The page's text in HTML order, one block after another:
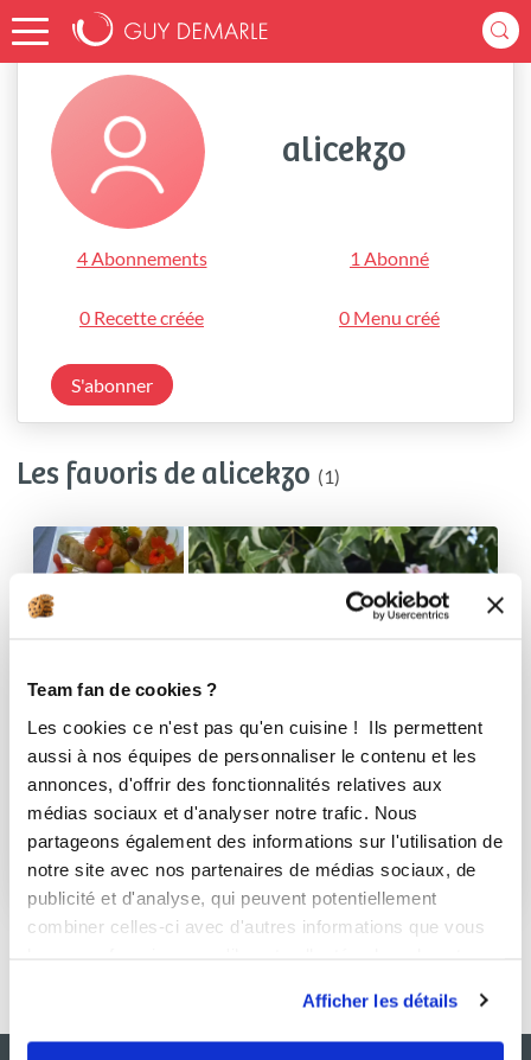
Team fan de cookies ?
Les cookies ce n'est pas qu'en cuisine ! Ils permettent
aussi à nos équipes de personnaliser le contenu et les
annonces, d'offrir des fonctionnalités relatives aux
médias sociaux et d'analyser notre trafic. Nous
partageons également des informations sur l'utilisation de
notre site avec nos partenaires de médias sociaux, de
publicité et d'analyse, qui peuvent potentiellement
combiner celles-ci avec d'autres informations que vous
Afficher les détails
Accueil alicekzo
alicekzo
4 Abonnements 1 Abonné
0 Recette créée 0 Menu créé
S'abonner
Les favoris de alicekzo (1)
Apéritif
82 Recettes